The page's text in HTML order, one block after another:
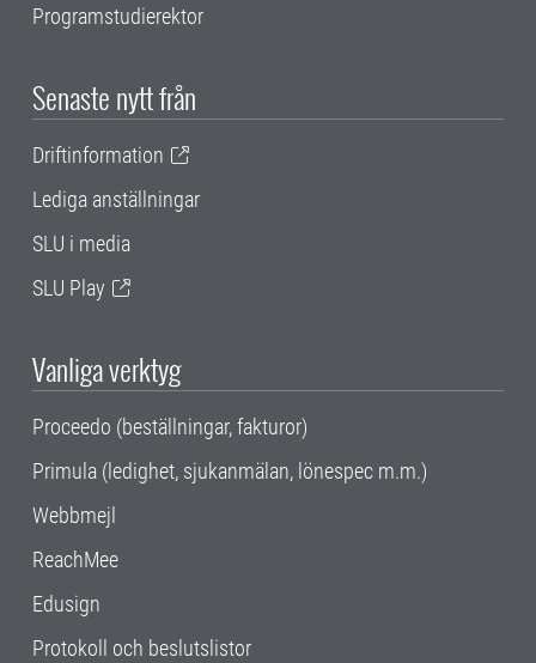
Programstudierektor
Senaste nytt från
Driftinformation
Lediga anställningar
SLU i media
SLU Play
Vanliga verktyg
Proceedo (beställningar, fakturor)
Primula (ledighet, sjukanmälan, lönespec m.m.)
Webbmejl
ReachMee
Edusign
Protokoll och beslutslistor